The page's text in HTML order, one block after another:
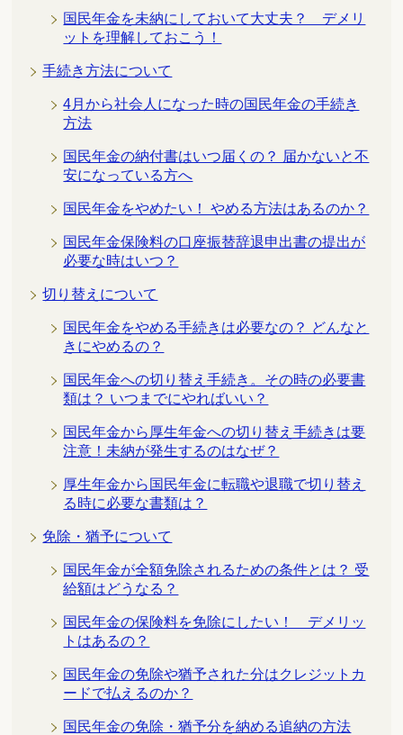
国民年金を未納にしておいて大丈夫？ デメリ
ットを理解しておこう！
手続き方法について
4月から社会人になった時の国民年金の手続き
方法
国民年金の納付書はいつ届くの？ 届かないと不
安になっている方へ
国民年金をやめたい！ やめる方法はあるのか？
国民年金保険料の口座振替辞退申出書の提出が
必要な時はいつ？
切り替えについて
国民年金をやめる手続きは必要なの？ どんなと
きにやめるの？
国民年金への切り替え手続き。その時の必要書
類は？ いつまでにやればいい？
国民年金から厚生年金への切り替え手続きは要
注意！未納が発生するのはなぜ？
厚生年金から国民年金に転職や退職で切り替え
る時に必要な書類は？
免除・猶予について
国民年金が全額免除されるための条件とは？ 受
給額はどうなる？
国民年金の保険料を免除にしたい！ デメリッ
トはあるの？
国民年金の免除や猶予された分はクレジットカ
ードで払えるのか？
国民年金の免除・猶予分を納める追納の方法